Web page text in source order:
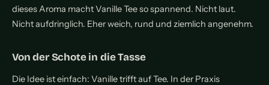
dieses Aroma macht Vanille Tee so spannend. Nicht laut.
Nicht aufdringlich. Eher weich, rund und ziemlich angenehm.
Von der Schote in die Tasse
Die Idee ist einfach: Vanille trifft auf Tee. In der Praxis